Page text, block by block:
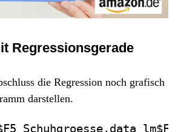
Regressionsgerade
die Regression noch grafisch
darstellen.
F5_Schuhgroesse,data_lm$